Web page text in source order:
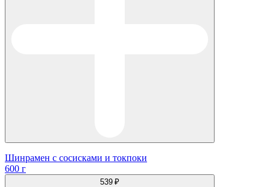
Шинрамен с сосисками и токпоки
600 г
539 ₽